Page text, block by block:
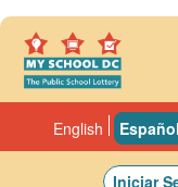
Español
English
Iniciar